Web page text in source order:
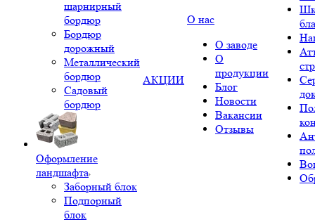
шарнирный
бордюр
Бордюр
дорожный
Металлический
бордюр
Садовый
бордюр
Оформление
ландшафта
Заборный блок
Подпорный
блок
АКЦИИ
О нас
О заводе
О
продукции
Блог
Новости
Вакансии
Отзывы